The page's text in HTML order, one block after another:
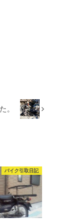
。
バイク引取日記